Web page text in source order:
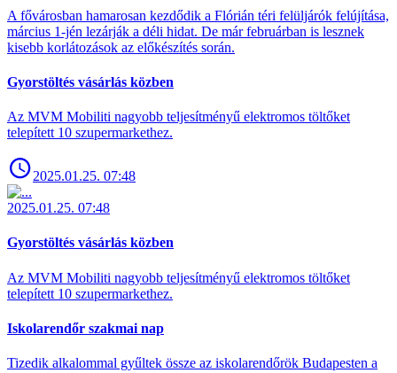
A fővárosban hamarosan kezdődik a Flórián téri felüljárók felújítása,
március 1-jén lezárják a déli hidat. De már februárban is lesznek
kisebb korlátozások az előkészítés során.
Gyorstöltés vásárlás közben
Az MVM Mobiliti nagyobb teljesítményű elektromos töltőket
telepített 10 szupermarkethez.
2025.01.25. 07:48
2025.01.25. 07:48
Gyorstöltés vásárlás közben
Az MVM Mobiliti nagyobb teljesítményű elektromos töltőket
telepített 10 szupermarkethez.
Iskolarendőr szakmai nap
Tizedik alkalommal gyűltek össze az iskolarendőrök Budapesten a